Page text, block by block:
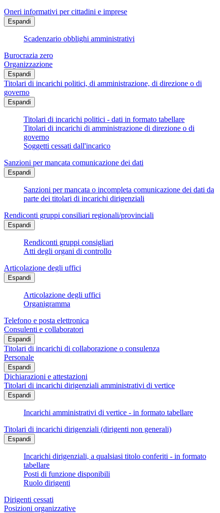
Oneri informativi per cittadini e imprese
Espandi
Scadenzario obblighi amministrativi
Burocrazia zero
Organizzazione
Espandi
Titolari di incarichi politici, di amministrazione, di direzione o di
governo
Espandi
Titolari di incarichi politici - dati in formato tabellare
Titolari di incarichi di amministrazione di direzione o di
governo
Soggetti cessati dall'incarico
Sanzioni per mancata comunicazione dei dati
Espandi
Sanzioni per mancata o incompleta comunicazione dei dati da
parte dei titolari di incarichi dirigenziali
Rendiconti gruppi consiliari regionali/provinciali
Espandi
Rendiconti gruppi consigliari
Atti degli organi di controllo
Articolazione degli uffici
Espandi
Articolazione degli uffici
Organigramma
Telefono e posta elettronica
Consulenti e collaboratori
Espandi
Titolari di incarichi di collaborazione o consulenza
Personale
Espandi
Dichiarazioni e attestazioni
Titolari di incarichi dirigenziali amministrativi di vertice
Espandi
Incarichi amministrativi di vertice - in formato tabellare
Titolari di incarichi dirigenziali (dirigenti non generali)
Espandi
Incarichi dirigenziali, a qualsiasi titolo conferiti - in formato
tabellare
Posti di funzione disponibili
Ruolo dirigenti
Dirigenti cessati
Posizioni organizzative